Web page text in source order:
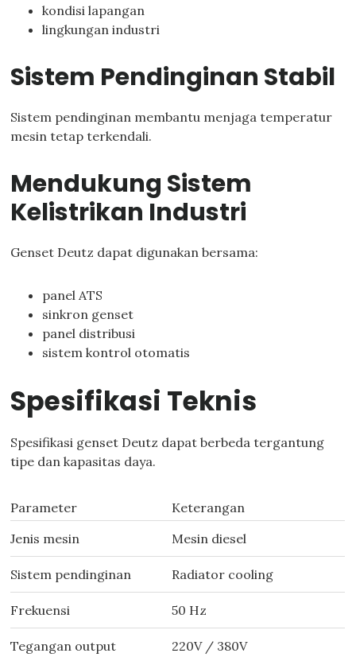
kondisi lapangan
lingkungan industri
Sistem Pendinginan Stabil
Sistem pendinginan membantu menjaga temperatur
mesin tetap terkendali.
Mendukung Sistem
Kelistrikan Industri
Genset Deutz dapat digunakan bersama:
panel ATS
sinkron genset
panel distribusi
sistem kontrol otomatis
Spesifikasi Teknis
Spesifikasi genset Deutz dapat berbeda tergantung
tipe dan kapasitas daya.
Parameter
Keterangan
Jenis mesin
Mesin diesel
Sistem pendinginan Radiator cooling
Frekuensi 50 Hz
Tegangan output 220V / 380V